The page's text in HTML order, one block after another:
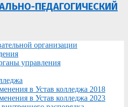
ПЕДАГОГИЧЕСКИЙ
организации
управления
в Устав колледжа 2018
в Устав колледжа 2023